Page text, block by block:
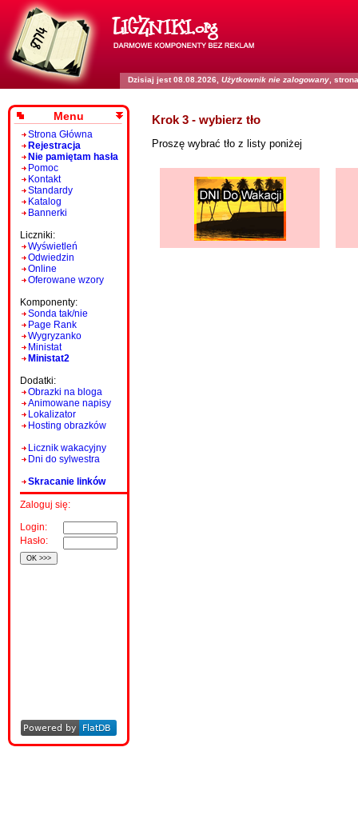
Dzisiaj jest 08.08.2026, Użytkownik nie zalogowany ,
Menu
Strona Główna
Rejestracja
Nie pamiętam hasła
Pomoc
Kontakt
Standardy
Katalog
Bannerki
Liczniki:
Wyświetleń
Odwiedzin
Online
Oferowane wzory
Komponenty:
Sonda tak/nie
Page Rank
Wygryzanko
Ministat
Ministat2
Dodatki:
Obrazki na bloga
Animowane napisy
Lokalizator
Hosting obrazków
Licznik wakacyjny
Dni do sylwestra
Skracanie linków
Zaloguj się:
Login:
Hasło:
Krok 3 - wybierz tło
Proszę wybrać tło z listy poniżej